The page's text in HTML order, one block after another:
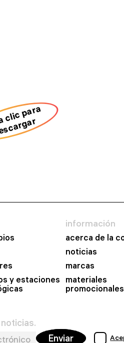
clic para
y estaciones
información
acerca de la
noticias
marcas
materiales
promocionales
Enviar